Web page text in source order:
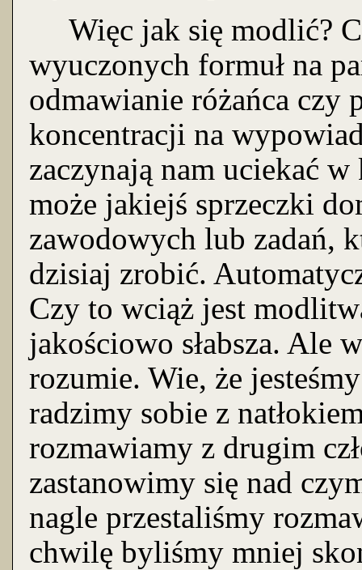
Więc jak się modlić?
wyuczonych formuł na
odmawianie różańca czy
koncentracji na
zaczynają nam uciekać
może jakiejś sprzeczki
zawodowych lub zadań,
dzisiaj zrobić.
Czy to wciąż jest
jakościowo słabsza. Ale
rozumie. Wie, że
radzimy sobie z
rozmawiamy z drugim
zastanowimy się nad
nagle przestaliśmy
chwilę byliśmy mniej